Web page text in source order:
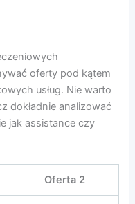
oferty pod kątem
usług. Nie warto
dokładnie analizować
jak assistance czy
Oferta 2